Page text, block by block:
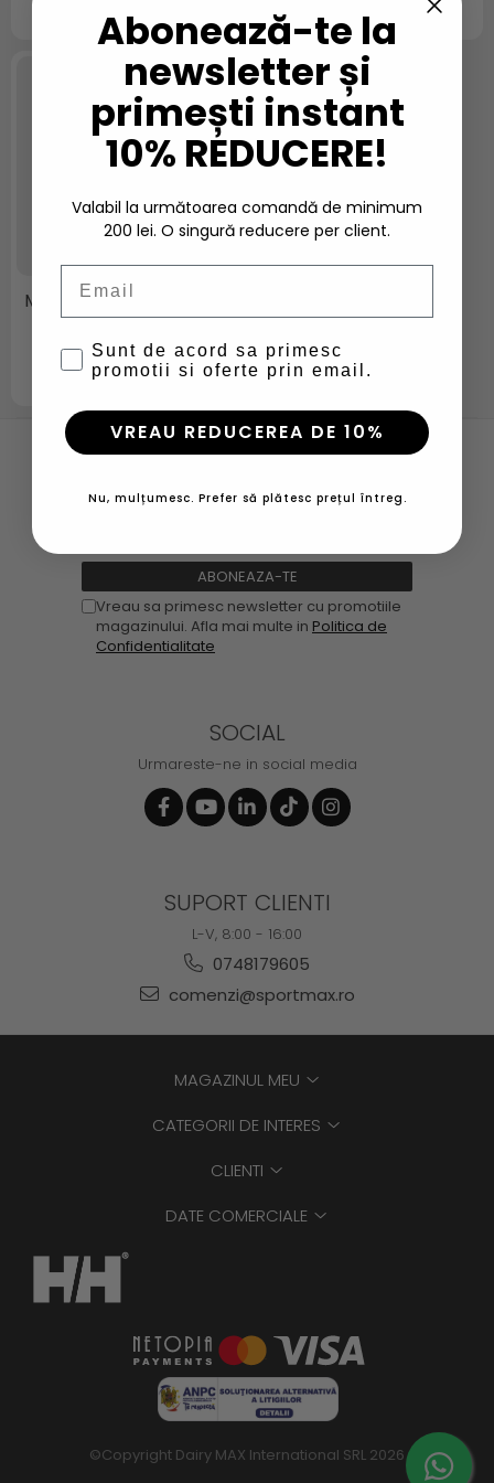
Manusi Helly Hansen HH
205,00 Lei
NEWSLETTER
Nu rata ofertele si promotiile noastre
Vreau sa primesc newsletter cu promotiile
magazinului. Afla mai multe in Politica de
Confidentialitate
SOCIAL
Urmareste-ne in social media
SUPORT CLIENTI
L-V, 8:00 - 16:00
0748179605
comenzi@sportmax.ro
MAGAZINUL MEU
CATEGORII DE INTERES
CLIENTI
DATE COMERCIALE
©Copyright Dairy MAX International SRL 2026
Abonează-te la
newsletter și
primești instant
10% REDUCERE!
Valabil la următoarea comandă de minimum
200 lei. O singură reducere per client.
Sunt de acord sa primesc
promotii si oferte prin email.
VREAU REDUCEREA DE 10%
Nu, mulțumesc. Prefer să plătesc prețul întreg.